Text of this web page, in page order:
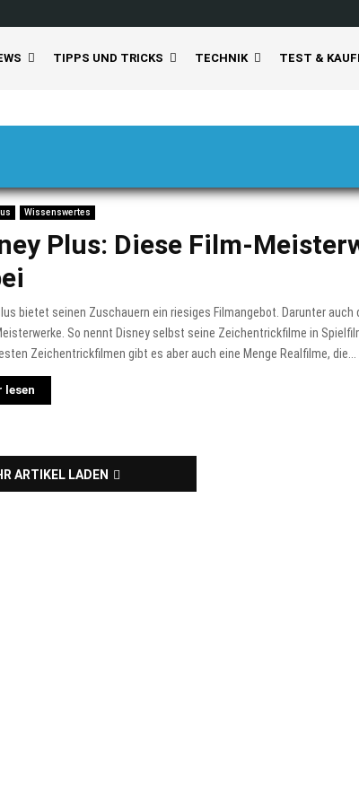
TIPPS UND TRICKS TECHNIK TEST &
Wissenswertes
Plus: Diese Film-
bietet seinen Zuschauern ein riesiges Filmangebot. Darunter
So nennt Disney selbst seine Zeichentrickfilme in
Zeichentrickfilmen gibt es aber auch eine Menge Realfilme, die...
lesen
ARTIKEL LADEN